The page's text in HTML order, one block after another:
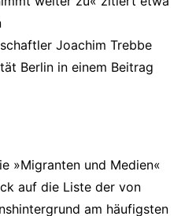
Joachim Trebbe
Berlin in einem Beitrag
»Migranten und Medien«
auf die Liste der von
am häufigsten